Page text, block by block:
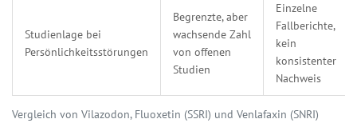
Vergleich von Vilazodon, Fluoxetin (SSRI) und Venlafaxin (SNRI)
Studienlage bei
Persönlichkeitsstörungen
Begrenzte, aber
wachsende Zahl
von offenen
Studien
Einzelne
Fallberichte,
kein
konsistenter
Nachweis